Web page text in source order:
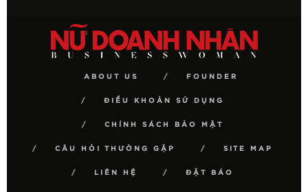
ABOUT US FOUNDER
ĐIỀU KHOẢN SỬ DỤNG
CHÍNH SÁCH BẢO MẬT
CÂU HỎI THƯỜNG GẶP SITE MAP
LIÊN HỆ ĐẶT BÁO